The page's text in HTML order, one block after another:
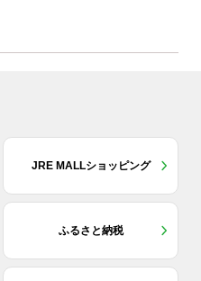
JRE MALLショッピング
ふるさと納税